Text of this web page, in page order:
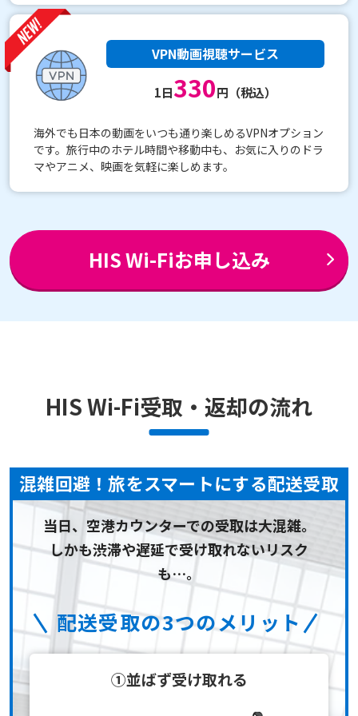
VPN動画視聴サービス
1日330円（税込）
海外でも日本の動画をいつも通り楽しめるVPNオプション
です。旅行中のホテル時間や移動中も、お気に入りのドラ
マやアニメ、映画を気軽に楽しめます。
HIS Wi-Fiお申し込み
HIS Wi-Fi受取・返却の流れ
混雑回避！旅をスマートにする配送受取
当日、空港カウンターでの受取は大混雑。
しかも渋滞や遅延で受け取れないリスク
も…。
配送受取の3つのメリット
①並ばず受け取れる